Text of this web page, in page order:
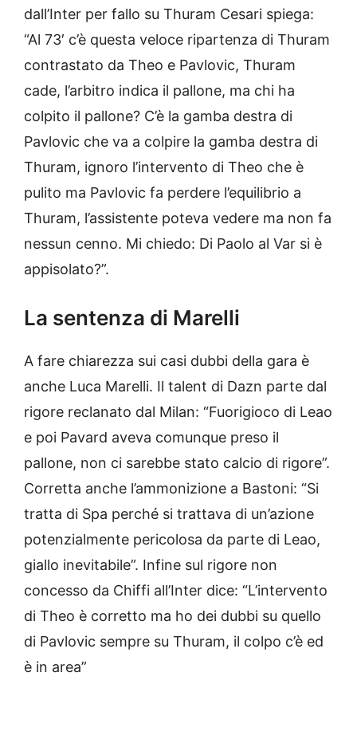
dall’Inter per fallo su Thuram Cesari spiega:
“Al 73′ c’è questa veloce ripartenza di Thuram
contrastato da Theo e Pavlovic, Thuram
cade, l’arbitro indica il pallone, ma chi ha
colpito il pallone? C’è la gamba destra di
Pavlovic che va a colpire la gamba destra di
Thuram, ignoro l’intervento di Theo che è
pulito ma Pavlovic fa perdere l’equilibrio a
Thuram, l’assistente poteva vedere ma non fa
nessun cenno. Mi chiedo: Di Paolo al Var si è
appisolato?”.
La sentenza di Marelli
A fare chiarezza sui casi dubbi della gara è
anche Luca Marelli. Il talent di Dazn parte dal
rigore reclanato dal Milan: “Fuorigioco di Leao
e poi Pavard aveva comunque preso il
pallone, non ci sarebbe stato calcio di rigore”.
Corretta anche l’ammonizione a Bastoni: “Si
tratta di Spa perché si trattava di un’azione
potenzialmente pericolosa da parte di Leao,
giallo inevitabile”. Infine sul rigore non
concesso da Chiffi all’Inter dice: “L’intervento
di Theo è corretto ma ho dei dubbi su quello
di Pavlovic sempre su Thuram, il colpo c’è ed
è in area”